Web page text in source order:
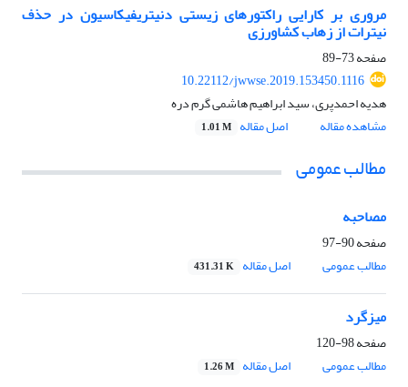
مروری بر کارایی راکتورهای زیستی دنیتریفیکاسیون در حذف
نیترات از زهاب کشاورزی
صفحه73-89
10.22112/jwwse.2019.153450.1116
هدیه احمدپری، سید ابراهیم هاشمی گرم دره
مشاهده مقاله
اصل مقاله 1.01 M
مطالب عمومی
مصاحبه
صفحه90-97
مطالب عمومی
اصل مقاله 431.31 K
میزگرد
صفحه98-120
مطالب عمومی
اصل مقاله 1.26 M